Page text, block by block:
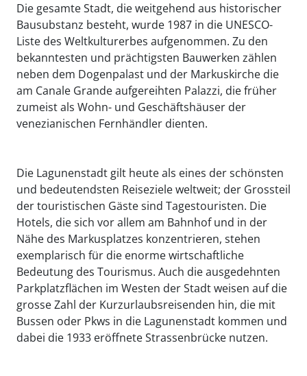
Die gesamte Stadt, die weitgehend aus historischer
Bausubstanz besteht, wurde 1987 in die UNESCO-
Liste des Weltkulturerbes aufgenommen. Zu den
bekanntesten und prächtigsten Bauwerken zählen
neben dem Dogenpalast und der Markuskirche die
am Canale Grande aufgereihten Palazzi, die früher
zumeist als Wohn- und Geschäftshäuser der
venezianischen Fernhändler dienten.
Die Lagunenstadt gilt heute als eines der schönsten
und bedeutendsten Reiseziele weltweit; der Grossteil
der touristischen Gäste sind Tagestouristen. Die
Hotels, die sich vor allem am Bahnhof und in der
Nähe des Markusplatzes konzentrieren, stehen
exemplarisch für die enorme wirtschaftliche
Bedeutung des Tourismus. Auch die ausgedehnten
Parkplatzflächen im Westen der Stadt weisen auf die
grosse Zahl der Kurzurlaubsreisenden hin, die mit
Bussen oder Pkws in die Lagunenstadt kommen und
dabei die 1933 eröffnete Strassenbrücke nutzen.